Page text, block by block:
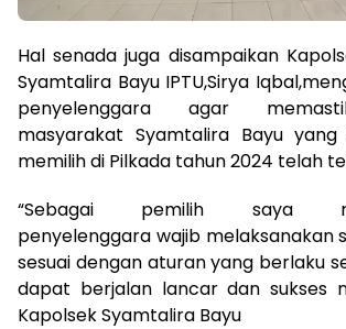
Hal senada juga disampaikan
Syamtalira Bayu IPTU,Sirya
penyelenggara agar
masyarakat Syamtalira Bayu
memilih di Pilkada tahun 2024 telah
“Sebagai pemilih saya
penyelenggara wajib melaksanakan
sesuai dengan aturan yang berlaku
dapat berjalan lancar dan sukses
Kapolsek Syamtalira Bayu